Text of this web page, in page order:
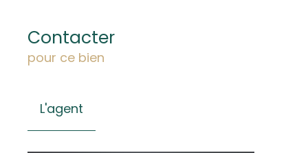
Contacter
pour ce bien
L'agent